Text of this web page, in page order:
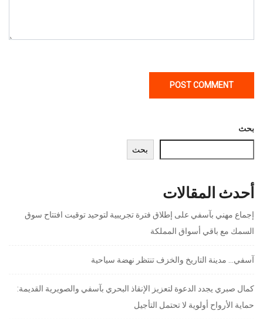
بحث
بحث
أحدث المقالات
إجماع مهني بآسفي على إطلاق فترة تجريبية لتوحيد توقيت افتتاح سوق
السمك مع باقي أسواق المملكة
آسفي… مدينة التاريخ والخزف تنتظر نهضة سياحية
كمال صبري يجدد الدعوة لتعزيز الإنقاذ البحري بآسفي والصويرية القديمة:
حماية الأرواح أولوية لا تحتمل التأجيل